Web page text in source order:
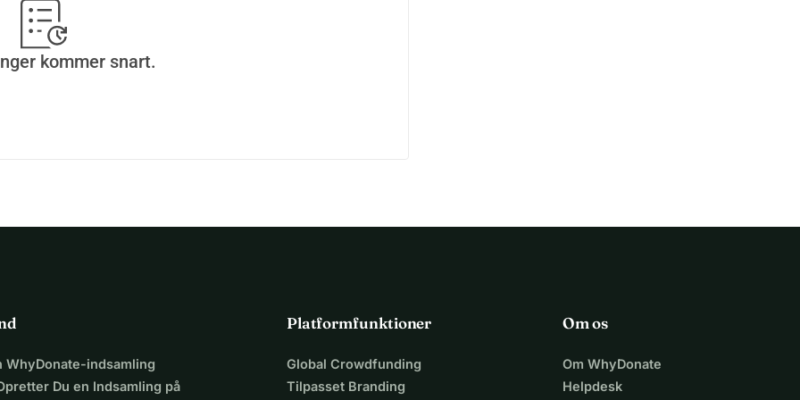
kommer snart.
WhyDonate-indsamling
Du en Indsamling på
Platformfunktioner
Global Crowdfunding
Tilpasset Branding
Om os
Om WhyDonate
Helpdesk